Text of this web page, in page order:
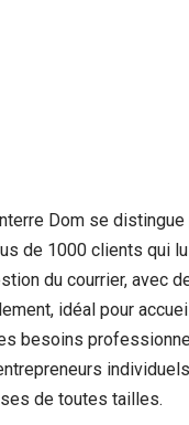
Dom se
de 1000 clients qui
du courrier, avec
idéal pour
besoins
de toutes tailles.